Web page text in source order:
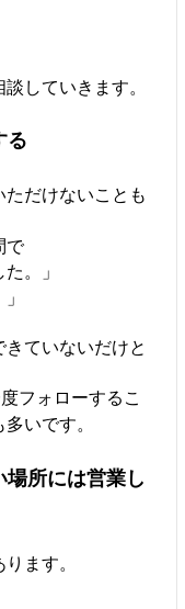
していきます。
る
だけないことも
で
。」
ていないだけと
フォローするこ
いです。
所には営業し
ます。